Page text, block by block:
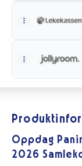
Oppdag
2026